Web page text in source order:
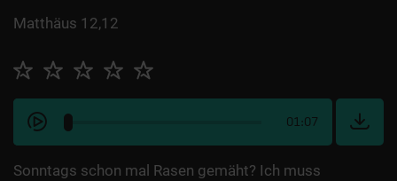
Matthäus 12,12
01:07
Sonntags schon mal Rasen gemäht? Ich muss